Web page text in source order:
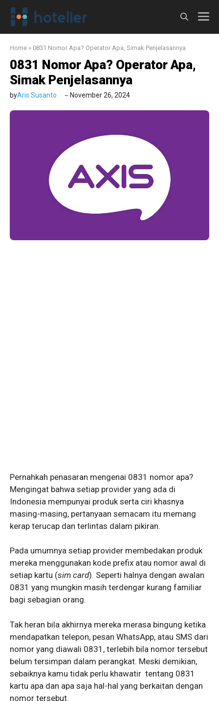
Langsung
Home » 0831 Nomor Apa? Operator Apa, Simak Penjelasannya
0831 Nomor Apa? Operator Apa,
Simak Penjelasannya
byAris Susanto November 26, 2024
Pernahkah penasaran mengenai 0831 nomor apa?
Mengingat bahwa setiap provider yang ada di
Indonesia mempunyai produk serta ciri khasnya
masing-masing, pertanyaan semacam itu memang
kerap terucap dan terlintas dalam pikiran.
Pada umumnya setiap provider membedakan produk
mereka menggunakan kode prefix atau nomor awal di
setiap kartu (sim card). Seperti halnya dengan awalan
0831 yang mungkin masih terdengar kurang familiar
bagi sebagian orang.
Tak heran bila akhirnya mereka merasa bingung ketika
mendapatkan telepon, pesan WhatsApp, atau SMS dari
nomor yang diawali 0831, terlebih bila nomor tersebut
belum tersimpan dalam perangkat. Meski demikian,
sebaiknya kamu tidak perlu khawatir tentang 0831
kartu apa dan apa saja hal-hal yang berkaitan dengan
nomor tersebut.